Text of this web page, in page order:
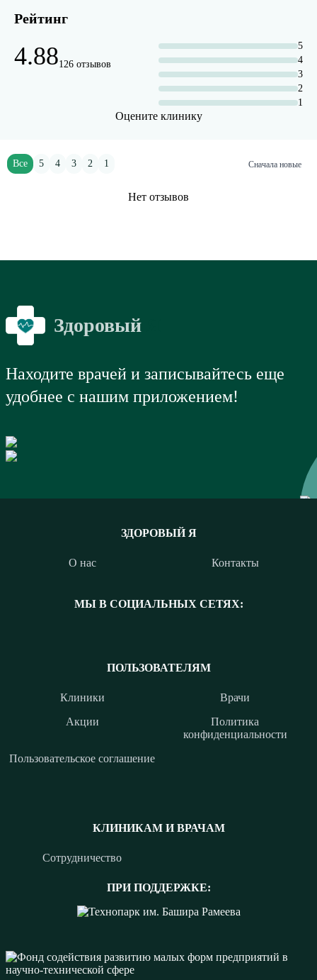
Рейтинг
4.88126 отзывов
5
4
3
2
1
Оцените клинику
Все 5 4 3 2 1 Сначала новые
Нет отзывов
Здоровый
Находите врачей и записывайтесь еще
удобнее с нашим приложением!
ЗДОРОВЫЙ Я
О нас Контакты
МЫ В СОЦИАЛЬНЫХ СЕТЯХ:
КЛИНИКАМ И ВРАЧАМ
Сотрудничество
ПРИ ПОДДЕРЖКЕ:
ПОЛЬЗОВАТЕЛЯМ
Клиники
Врачи
Акции
Политика
конфиденциальности
Пользовательское соглашение